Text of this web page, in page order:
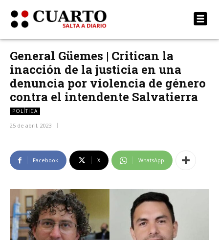
General Güemes | Critican la
inacción de la justicia en una
denuncia por violencia de género
contra el intendente Salvatierra
POLÍTICA
25 de abril, 2023
Facebook X WhatsApp